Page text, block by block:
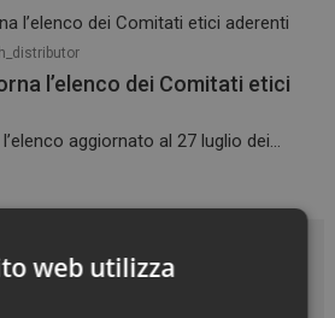
l’elenco dei Comitati etici
aggiornato al 27 luglio dei...
web utilizza